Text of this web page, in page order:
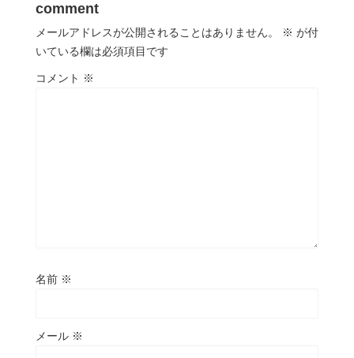
comment
メールアドレスが公開されることはありません。 ※ が付
いている欄は必須項目です
コメント ※
名前 ※
メール ※